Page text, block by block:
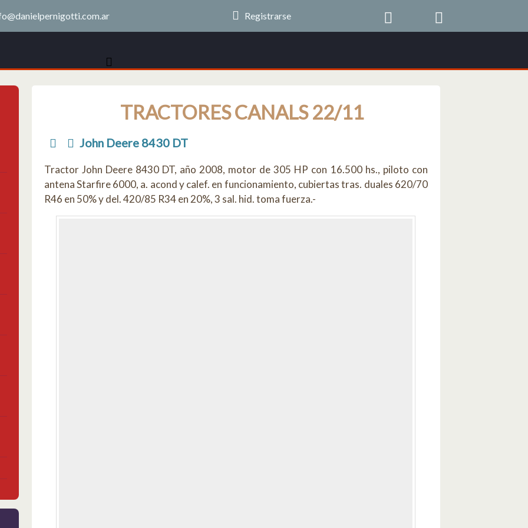
Registrarse
TRACTORES CANALS 22/11
John Deere 8430 DT
Tractor John Deere 8430 DT, año 2008, motor de 305 HP con 16.500 hs., piloto con
antena Starfire 6000, a. acond y calef. en funcionamiento, cubiertas tras. duales 620/70
R46 en 50% y del. 420/85 R34 en 20%, 3 sal. hid. toma fuerza.-